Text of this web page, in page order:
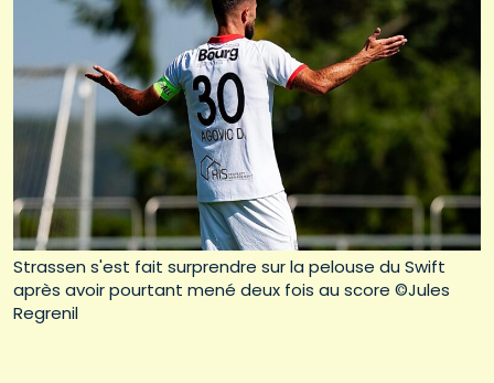
Strassen s'est fait surprendre sur la pelouse du Swift
après avoir pourtant mené deux fois au score ©Jules
Regrenil